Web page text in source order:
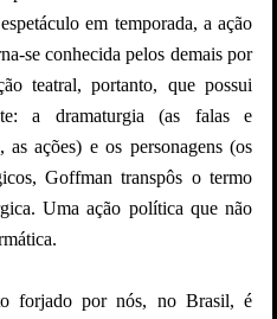
em temporada, a ação
se conhecida pelos demais por
teatral, portanto, que possui
a dramaturgia (as falas e
ações) e os personagens (os
Goffman transpôs o termo
Uma ação política que não
forjado por nós, no Brasil, é